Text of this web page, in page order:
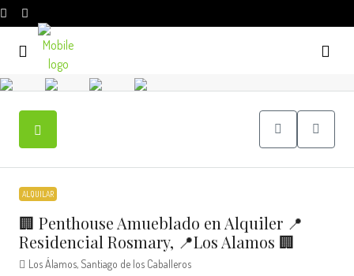
ALQUILAR
🏢 Penthouse Amueblado en Alquiler 📍
Residencial Rosmary, 📍Los Alamos 🏢
Los Álamos, Santiago de los Caballeros